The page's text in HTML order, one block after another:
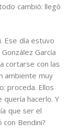
cambió: llegó
Ese día estuvo
García
cortarse con las
ambiente muy
proceda. Ellos
quería hacerlo. Y
que ser el
con Bendini?